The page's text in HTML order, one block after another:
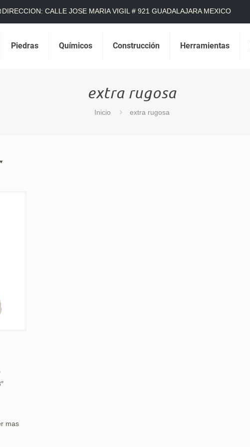
DIRECCION: CALLE JOSE MARIA VIGIL # 921 GUADALAJARA MEXICO
Piedras Químicos Construcción Herramientas
extra rugosa
Inicio extra rugosa
mas